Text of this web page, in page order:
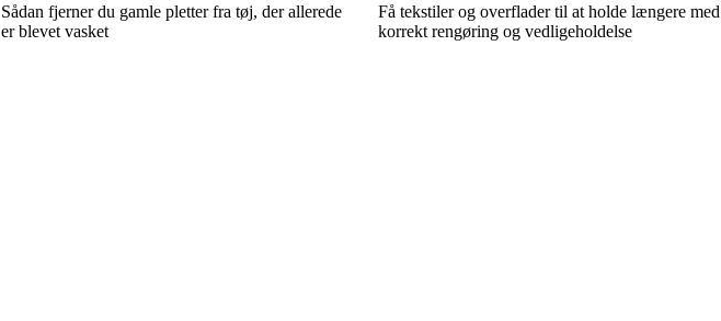
Sådan fjerner du gamle pletter fra tøj, der allerede
er blevet vasket
Få tekstiler og overflader til at holde længere med
korrekt rengøring og vedligeholdelse